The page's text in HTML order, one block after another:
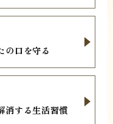
の口を守る
消する生活習慣